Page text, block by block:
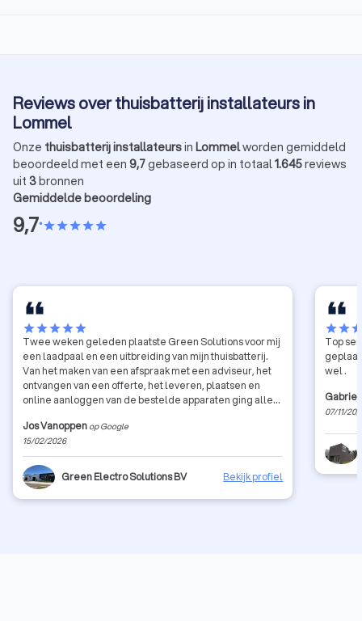
Reviews over thuisbatterij installateurs in
Lommel
Onze thuisbatterij installateursin Lommelworden gemiddeld
beoordeeld met een 9,7gebaseerd op in totaal1.645reviews
uit 3bronnen
Gemiddelde beoordeling
9,7•starstarstarstarstar
starstarstarstarstar
Twee weken geleden plaatste Green Solutions voor mij
een laadpaal en een uitbreiding van mijn thuisbatterij.
Van het maken van een afspraak met een adviseur, het
ontvangen van een offerte, het leveren, plaatsen en
online aanloggen van de bestelde apparaten ging alles
afwerking van mijn installatie. JosV.
Jos Vanoppen op Google
15/02/2026
Green Electro Solutions BV Bekijk profiel
starstar
Top
wel .
07/11/